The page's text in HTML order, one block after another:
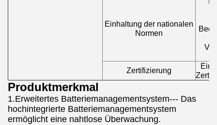
Einhaltung der nationalen
Normen
Zertifizierung
Produktmerkmal
1.Erweitertes Batteriemanagementsystem--- Das
hochintegrierte Batteriemanagementsystem
ermöglicht eine nahtlose Überwachung.